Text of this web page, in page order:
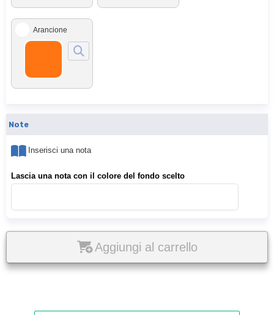
Arancione
Note
Inserisci una nota
Lascia una nota con il colore del fondo scelto
Aggiungi al carrello